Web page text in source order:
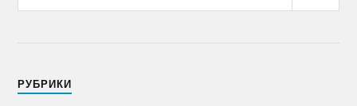
РУБРИКИ